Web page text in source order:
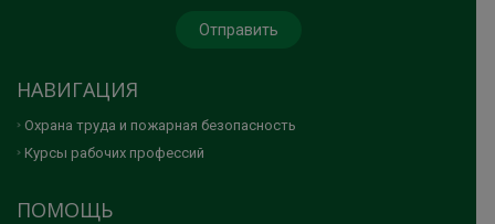
НАВИГАЦИЯ
Охрана труда и пожарная безопасность
Курсы рабочих профессий
ПОМОЩЬ